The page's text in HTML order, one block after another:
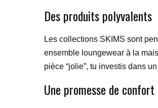
Des produits polyvalents
Les collections SKIMS sont
ensemble loungewear à la
pièce “jolie”, tu investis dans
Une promesse de